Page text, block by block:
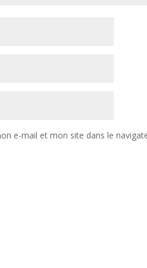
e-mail et mon site dans le